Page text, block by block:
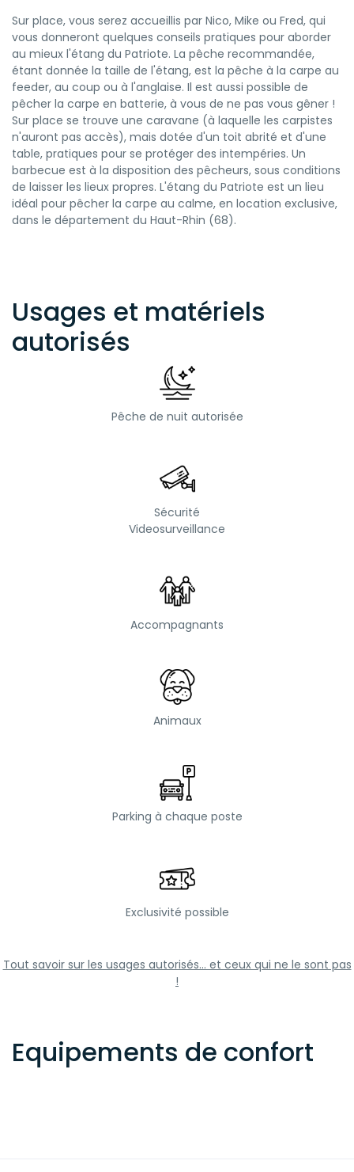
Sur place, vous serez accueillis par Nico, Mike ou Fred, qui
vous donneront quelques conseils pratiques pour aborder
au mieux l'étang du Patriote. La pêche recommandée,
étant donnée la taille de l'étang, est la pêche à la carpe au
feeder, au coup ou à l'anglaise. Il est aussi possible de
pêcher la carpe en batterie, à vous de ne pas vous gêner !
Sur place se trouve une caravane (à laquelle les carpistes
n'auront pas accès), mais dotée d'un toit abrité et d'une
table, pratiques pour se protéger des intempéries. Un
barbecue est à la disposition des pêcheurs, sous conditions
de laisser les lieux propres. L'étang du Patriote est un lieu
idéal pour pêcher la carpe au calme, en location exclusive,
dans le département du Haut-Rhin (68).
Usages et matériels
autorisés
Pêche de nuit autorisée
Sécurité
Videosurveillance
Accompagnants
Animaux
Parking à chaque poste
Exclusivité possible
Tout savoir sur les usages autorisés... et ceux qui ne le sont pas
!
Equipements de confort